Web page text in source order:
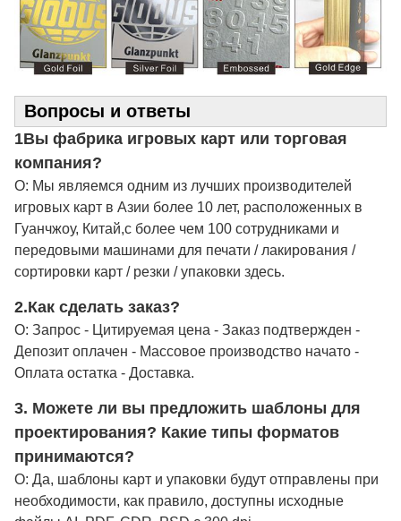
Вопросы и ответы
1Вы фабрика игровых карт или торговая
компания?
О: Мы являемся одним из лучших производителей
игровых карт в Азии более 10 лет, расположенных в
Гуанчжоу, Китай,с более чем 100 сотрудниками и
передовыми машинами для печати / лакирования /
сортировки карт / резки / упаковки здесь.
2.Как сделать заказ?
О: Запрос - Цитируемая цена - Заказ подтвержден -
Депозит оплачен - Массовое производство начато -
Оплата остатка - Доставка.
3. Можете ли вы предложить шаблоны для
проектирования? Какие типы форматов
принимаются?
О: Да, шаблоны карт и упаковки будут отправлены при
необходимости, как правило, доступны исходные